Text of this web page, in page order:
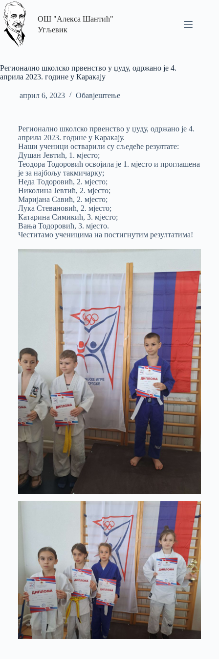
ОШ "Алекса Шантић"
Угљевик
Регионално школско првенство у џуду, одржано је 4.
априла 2023. године у Каракају
април 6, 2023 Обавјештење
Регионално школско првенство у џуду, одржано је 4.
априла 2023. године у Каракају.
Наши ученици остварили су сљедеће резултате:
Душан Јевтић, 1. мјесто;
Теодора Тодоровић освојила је 1. мјесто и проглашена
је за најбољу такмичарку;
Неда Тодоровић, 2. мјесто;
Николина Јевтић, 2. мјесто;
Маријана Савић, 2. мјесто;
Лука Стевановић, 2. мјесто;
Катарина Симикић, 3. мјесто;
Вања Тодоровић, 3. мјесто.
Честитамо ученицима на постигнутим резултатима!